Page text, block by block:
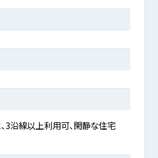
3沿線以上利用可、閑静な住宅